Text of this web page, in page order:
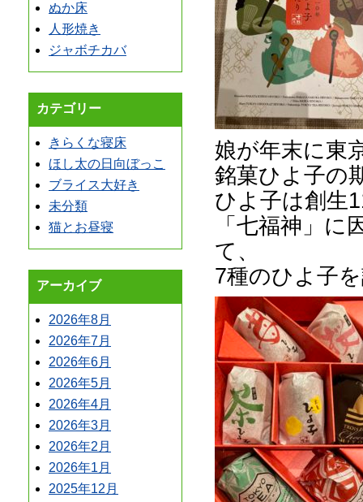
ぬか床
人形焼き
ジャボチカバ
カテゴリー
きらくな寝床
ほし太の日向ぼっこ
ブライス大好き
未分類
猫とお昼寝
アーカイブ
2026年8月
2026年7月
2026年6月
2026年5月
2026年4月
2026年3月
2026年2月
2026年1月
2025年12月
娘が年末に東
銘菓ひよ子の
ひよ子は創生
「七福神」
て、
7種のひよ子